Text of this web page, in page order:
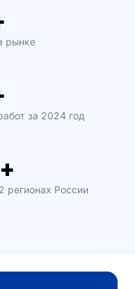
рынке
за 2024 год
регионах России